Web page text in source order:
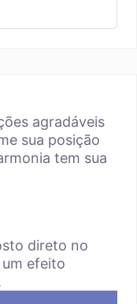
agradáveis
sua posição
tem sua
direto no
efeito